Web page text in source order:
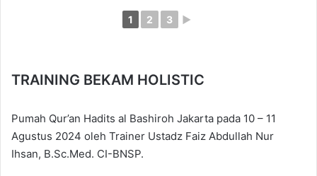
1 2 3 ►
TRAINING BEKAM HOLISTIC
Pumah Qur’an Hadits al Bashiroh Jakarta pada 10 – 11
Agustus 2024 oleh Trainer Ustadz Faiz Abdullah Nur
Ihsan, B.Sc.Med. CI-BNSP.